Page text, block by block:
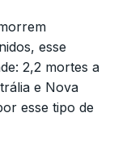
esse
2,2 mortes a
e Nova
esse tipo de